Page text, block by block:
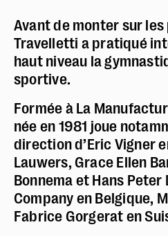
Avant de monter sur
Travelletti a pratiqué
haut niveau la
sportive.
Formée à La
née en 1981 joue
direction d’Eric Vigner
Lauwers, Grace Ellen
Bonnema et Hans Peter
Company en Belgique,
Fabrice Gorgerat en